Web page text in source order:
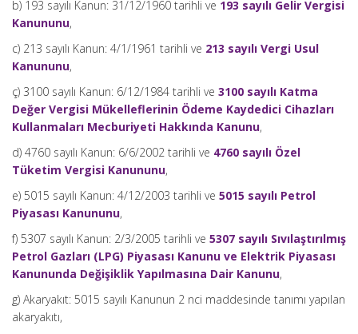
b) 193 sayılı Kanun: 31/12/1960 tarihli ve 193 sayılı Gelir Vergisi
Kanununu,
c) 213 sayılı Kanun: 4/1/1961 tarihli ve 213 sayılı Vergi Usul
Kanununu,
ç) 3100 sayılı Kanun: 6/12/1984 tarihli ve 3100 sayılı Katma
Değer Vergisi Mükelleflerinin Ödeme Kaydedici Cihazları
Kullanmaları Mecburiyeti Hakkında Kanunu,
d) 4760 sayılı Kanun: 6/6/2002 tarihli ve 4760 sayılı Özel
Tüketim Vergisi Kanununu,
e) 5015 sayılı Kanun: 4/12/2003 tarihli ve 5015 sayılı Petrol
Piyasası Kanununu,
f) 5307 sayılı Kanun: 2/3/2005 tarihli ve 5307 sayılı Sıvılaştırılmış
Petrol Gazları (LPG) Piyasası Kanunu ve Elektrik Piyasası
Kanununda Değişiklik Yapılmasına Dair Kanunu,
g) Akaryakıt: 5015 sayılı Kanunun 2 nci maddesinde tanımı yapılan
akaryakıtı,